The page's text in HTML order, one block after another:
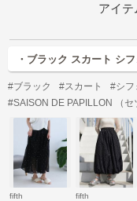
アイテ
・ブラック スカート シ
#ブラック #スカート #シフ
#SAISON DE PAPILLON （セ
fifth
fifth